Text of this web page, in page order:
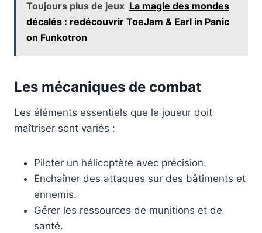
Toujours plus de jeux La magie des mondes
décalés : redécouvrir ToeJam & Earl in Panic
on Funkotron
Les mécaniques de combat
Les éléments essentiels que le joueur doit
maîtriser sont variés :
Piloter un hélicoptère avec précision.
Enchaîner des attaques sur des bâtiments et
ennemis.
Gérer les ressources de munitions et de
santé.